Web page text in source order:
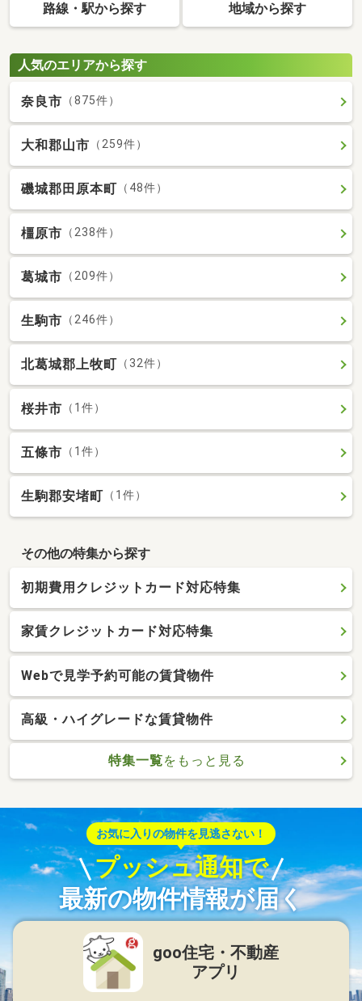
路線・駅から探す 地域から探す
人気のエリアから探す
奈良市 （875件）
大和郡山市 （259件）
磯城郡田原本町 （48件）
橿原市 （238件）
葛城市 （209件）
生駒市 （246件）
北葛城郡上牧町 （32件）
桜井市 （1件）
五條市 （1件）
生駒郡安堵町 （1件）
その他の特集から探す
初期費用クレジットカード対応特集
家賃クレジットカード対応特集
Webで見学予約可能の賃貸物件
高級・ハイグレードな賃貸物件
特集一覧をもっと見る
お気に入りの物件を見逃さない！
プッシュ通知で
最新の物件情報が届く
goo住宅・不動産
アプリ